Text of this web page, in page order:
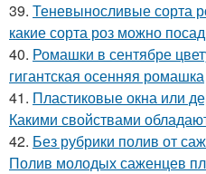
39. Теневыносливые сорта
какие сорта роз можно
40. Ромашки в сентябре
гигантская осенняя ромашка
41. Пластиковые окна или
Какими свойствами
42. Без рубрики полив от
Полив молодых саженцев